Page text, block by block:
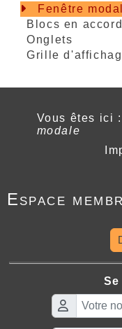
Fenêtre
Blocs en
Onglets
Grille
Vous êtes ici
modale
Espace